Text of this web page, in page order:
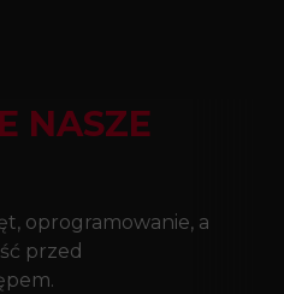
NASZE
oprogramowanie, a
przed